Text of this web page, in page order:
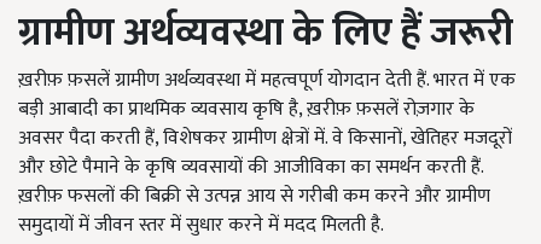
ग्रामीण अर्थव्यवस्था के लिए हैं जरूरी
ख़रीफ़ फ़सलें ग्रामीण अर्थव्यवस्था में महत्वपूर्ण योगदान देती हैं. भारत में एक
बड़ी आबादी का प्राथमिक व्यवसाय कृषि है, ख़रीफ़ फ़सलें रोज़गार के
अवसर पैदा करती हैं, विशेषकर ग्रामीण क्षेत्रों में. वे किसानों, खेतिहर मजदूरों
और छोटे पैमाने के कृषि व्यवसायों की आजीविका का समर्थन करती हैं.
ख़रीफ़ फसलों की बिक्री से उत्पन्न आय से गरीबी कम करने और ग्रामीण
समुदायों में जीवन स्तर में सुधार करने में मदद मिलती है.